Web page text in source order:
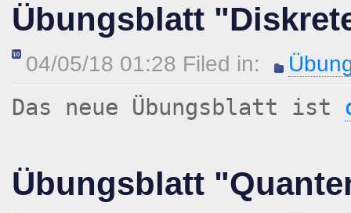
Übungsblatt
04/05/18 01:28 Filed in:
Das neue Übungsblatt ist
Übungsblatt